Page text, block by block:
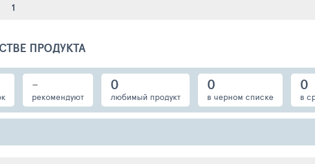
1
ПРОДУКТА
-
рекомендуют
0
любимый продукт
0
в черном списке
0
в